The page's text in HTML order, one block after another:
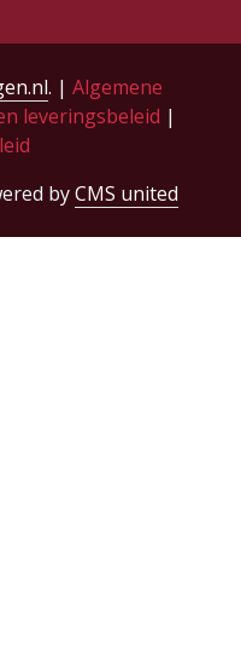
. | Algemene
leveringsbeleid |
byCMS united